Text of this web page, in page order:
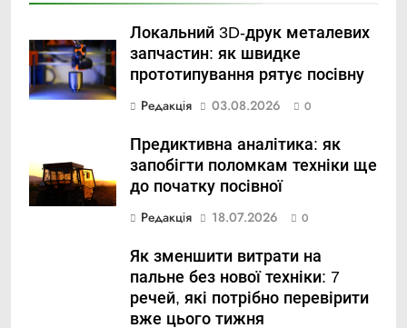
Локальний 3D-друк металевих
запчастин: як швидке
прототипування рятує посівну
Редакція
03.08.2026 0
Предиктивна аналітика: як
запобігти поломкам техніки ще
до початку посівної
Редакція
18.07.2026 0
Як зменшити витрати на
пальне без нової техніки: 7
речей, які потрібно перевірити
вже цього тижня